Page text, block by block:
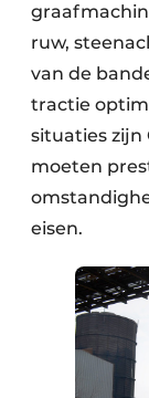
Fundering
Kopen/
Sloop &
Machines &
ruw,
van de
tractie
situaties zijn
moeten
eisen.